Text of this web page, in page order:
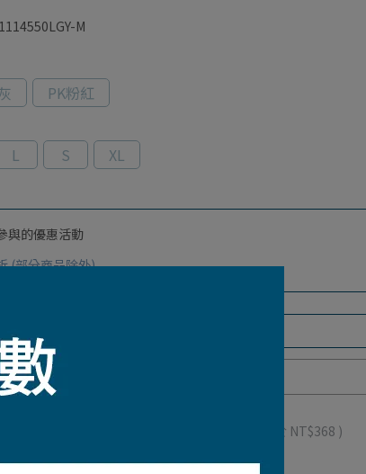
1114550LGY-M
PK粉紅
L S XL
與的優惠活動
(部分商品除外)
點 (約等於 NT$368 )